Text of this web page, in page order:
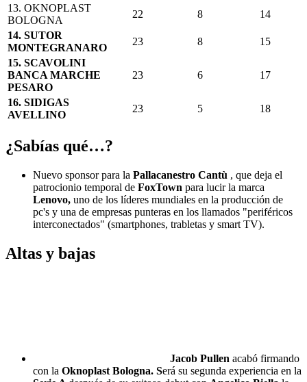
13. OKNOPLAST
BOLOGNA
22 8
14
14. SUTOR
MONTEGRANARO
23 8
15
15. SCAVOLINI
BANCA MARCHE
PESARO
23 6 17
16. SIDIGAS
AVELLINO
23 5 18
¿Sabías qué…?
Nuevo sponsor para la Pallacanestro Cantù , que deja el
patrocionio temporal de FoxTown para lucir la marca
Lenovo, uno de los líderes mundiales en la producción de
pc's y una de empresas punteras en los llamados "periféricos
interconectados" (smartphones, trabletas y smart TV).
Altas y bajas
Jacob Pullen acabó firmando
con la Oknoplast Bologna. Será su segunda experiencia en la